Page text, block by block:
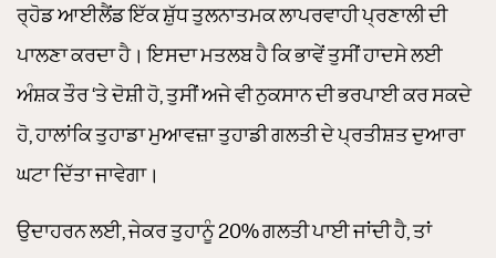
ਰ੍ਹੋਡ ਆਈਲੈਂਡ ਇੱਕ ਸ਼ੁੱਧ ਤੁਲਨਾਤਮਕ ਲਾਪਰਵਾਹੀ ਪ੍ਰਣਾਲੀ ਦੀ
ਪਾਲਣਾ ਕਰਦਾ ਹੈ। ਇਸਦਾ ਮਤਲਬ ਹੈ ਕਿ ਭਾਵੇਂ ਤੁਸੀਂ ਹਾਦਸੇ ਲਈ
ਅੰਸ਼ਕ ਤੌਰ ‘ਤੇ ਦੋਸ਼ੀ ਹੋ, ਤੁਸੀਂ ਅਜੇ ਵੀ ਨੁਕਸਾਨ ਦੀ ਭਰਪਾਈ ਕਰ ਸਕਦੇ
ਹੋ, ਹਾਲਾਂਕਿ ਤੁਹਾਡਾ ਮੁਆਵਜ਼ਾ ਤੁਹਾਡੀ ਗਲਤੀ ਦੇ ਪ੍ਰਤੀਸ਼ਤ ਦੁਆਰਾ
ਘਟਾ ਦਿੱਤਾ ਜਾਵੇਗਾ।
ਉਦਾਹਰਨ ਲਈ, ਜੇਕਰ ਤੁਹਾਨੂੰ 20% ਗਲਤੀ ਪਾਈ ਜਾਂਦੀ ਹੈ, ਤਾਂ